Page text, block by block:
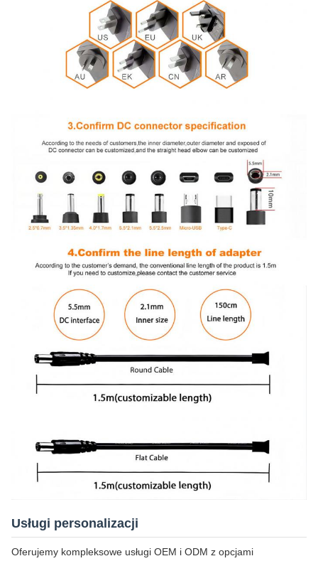
Usługi personalizacji
Oferujemy kompleksowe usługi OEM i ODM z opcjami